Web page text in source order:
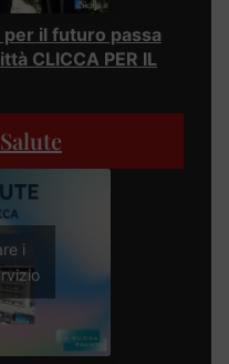
per il futuro passa
CLICCA PER IL
i